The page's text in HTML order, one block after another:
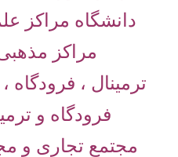
دانشگاه مراکز
مراکز
ترمینال ، فرودگاه
فرودگاه و
مجتمع تجاری و